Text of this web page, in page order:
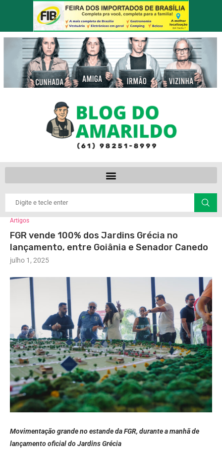
Artigos
FGR vende 100% dos Jardins Grécia no
lançamento, entre Goiânia e Senador Canedo
julho 1, 2025
Movimentação grande no estande da FGR, durante a manhã de
lançamento oficial do Jardins Grécia